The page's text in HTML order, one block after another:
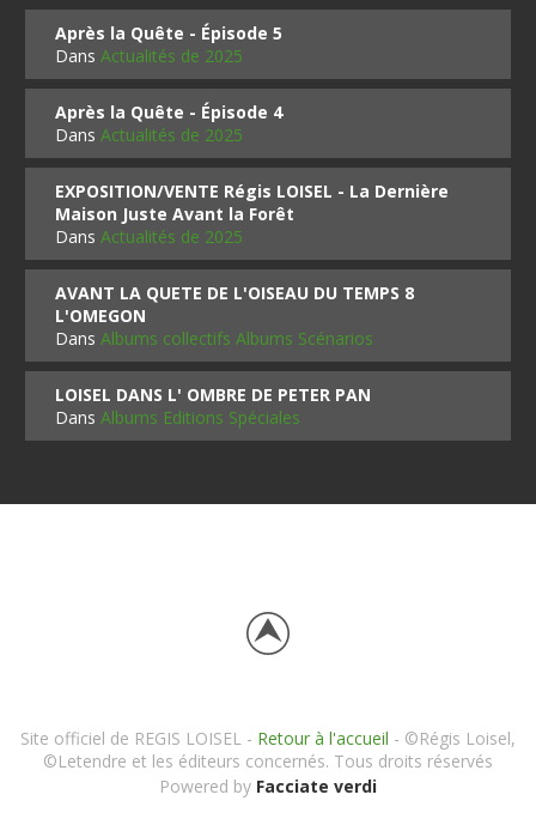
Après la Quête - Épisode 5
DansActualités de 2025
Après la Quête - Épisode 4
DansActualités de 2025
EXPOSITION/VENTE Régis LOISEL - La Dernière
Maison Juste Avant la Forêt
DansActualités de 2025
AVANT LA QUETE DE L'OISEAU DU TEMPS 8
L'OMEGON
DansAlbums collectifs Albums Scénarios
LOISEL DANS L' OMBRE DE PETER PAN
DansAlbums Editions Spéciales
Site officiel de REGIS LOISEL - Retour à l'accueil - ©Régis Loisel,
©Letendre et les éditeurs concernés. Tous droits réservés
Powered by Facciate verdi